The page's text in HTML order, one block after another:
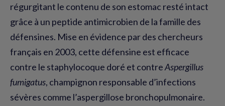
régurgitant le contenu de son estomac resté intact
grâce à un peptide antimicrobien de la famille des
défensines. Mise en évidence par des chercheurs
français en 2003, cette défensine est efficace
contre le staphylocoque doré et contreAspergillus
fumigatus, champignon responsable d’infections
sévères comme l’aspergillose bronchopulmonaire.